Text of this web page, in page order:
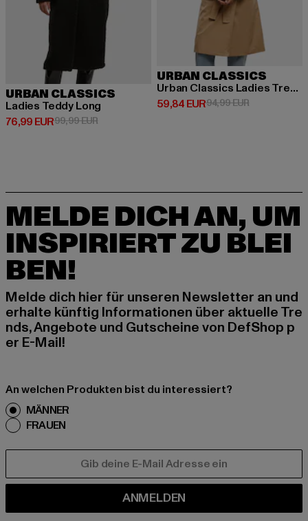
URBAN CLASSICS
Ladies Teddy Long
76,99 EUR
Derzeitiger Preis: 76,99 EUR
99,99 EURAktionspreis: 99,99 EUR
URBAN CLASSICS
Urban Classics Ladies Trenchcoat
59,84 EUR
Derzeitiger Preis: 59,84 EUR
94,99 EURAktionspreis:
MELDE DICH AN, UM
INSPIRIERT ZU BLEI
BEN!
Melde dich hier für unseren Newsletter an und
erhalte künftig Informationen über aktuelle Tre
nds, Angebote und Gutscheine von DefShop p
er E-Mail!
An welchen Produkten bist du interessiert?
MÄNNER
FRAUEN
ANMELDEN